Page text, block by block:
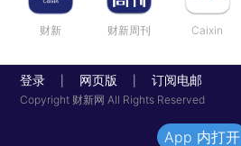
财新 财新周刊 Caixin
登录 网页版 订阅电邮
Copyright 财新网 All Rights Reserved
App 内打开